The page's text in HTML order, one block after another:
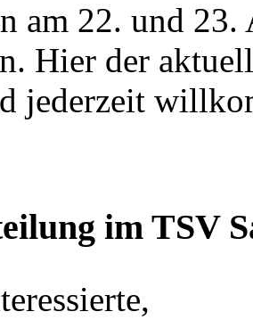
am 22. und 23.
Hier der
jederzeit
im TSV